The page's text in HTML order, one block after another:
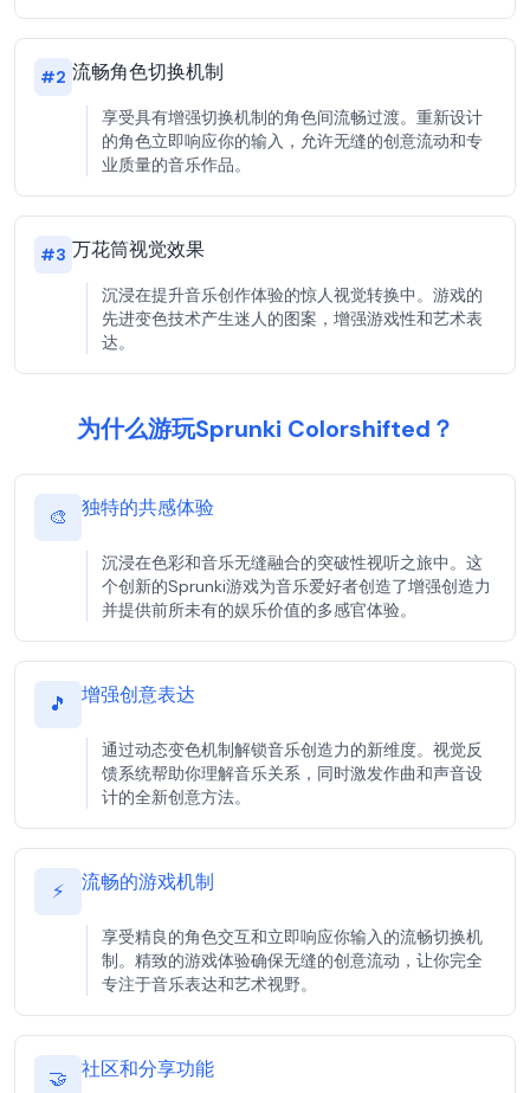
#2 流畅角色切换机制
享受具有增强切换机制的角色间流畅过渡。重新设计
的角色立即响应你的输入，允许无缝的创意流动和专
业质量的音乐作品。
#3 万花筒视觉效果
沉浸在提升音乐创作体验的惊人视觉转换中。游戏的
先进变色技术产生迷人的图案，增强游戏性和艺术表
达。
为什么游玩Sprunki Colorshifted？
🎨 独特的共感体验
沉浸在色彩和音乐无缝融合的突破性视听之旅中。这
个创新的Sprunki游戏为音乐爱好者创造了增强创造力
并提供前所未有的娱乐价值的多感官体验。
🎵 增强创意表达
通过动态变色机制解锁音乐创造力的新维度。视觉反
馈系统帮助你理解音乐关系，同时激发作曲和声音设
计的全新创意方法。
⚡ 流畅的游戏机制
享受精良的角色交互和立即响应你输入的流畅切换机
制。精致的游戏体验确保无缝的创意流动，让你完全
专注于音乐表达和艺术视野。
🤝 社区和分享功能